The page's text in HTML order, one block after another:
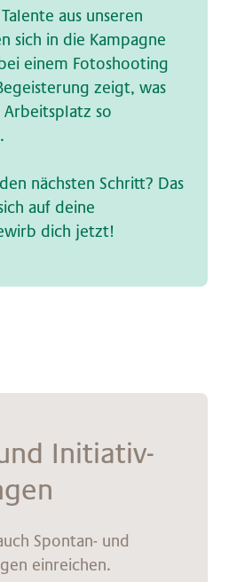
aus unseren
sich in die Kampagne
einem Fotoshooting
zeigt, was
Arbeitsplatz so
nächsten Schritt? Das
auf deine
dich jetzt!
In­itia­tiv­
Spontan- und
einreichen.